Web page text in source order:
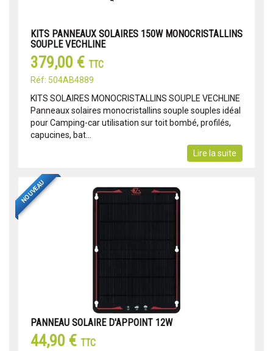
KITS PANNEAUX SOLAIRES 150W MONOCRISTALLINS
SOUPLE VECHLINE
379,00 € TTC
Réf: 504AB4889
KITS SOLAIRES MONOCRISTALLINS SOUPLE VECHLINE
Panneaux solaires monocristallins souple souples idéal
pour Camping-car utilisation sur toit bombé, profilés,
capucines, bat...
Lire la suite
NOUVEAU
PANNEAU SOLAIRE D'APPOINT 12W
44,90 € TTC